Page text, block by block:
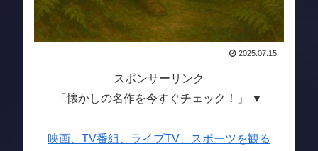
2025.07.15
スポンサーリンク
「懐かしの名作を今すぐチェック！」 ▼
映画、TV番組、ライブTV、スポーツを観る